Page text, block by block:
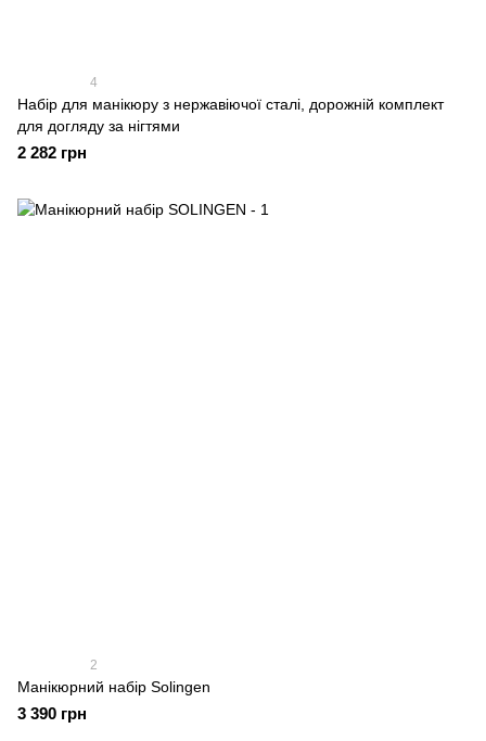
4
Набір для манікюру з нержавіючої сталі, дорожній комплект
для догляду за нігтями
2 282 грн
2
Манікюрний набір Solingen
3 390 грн